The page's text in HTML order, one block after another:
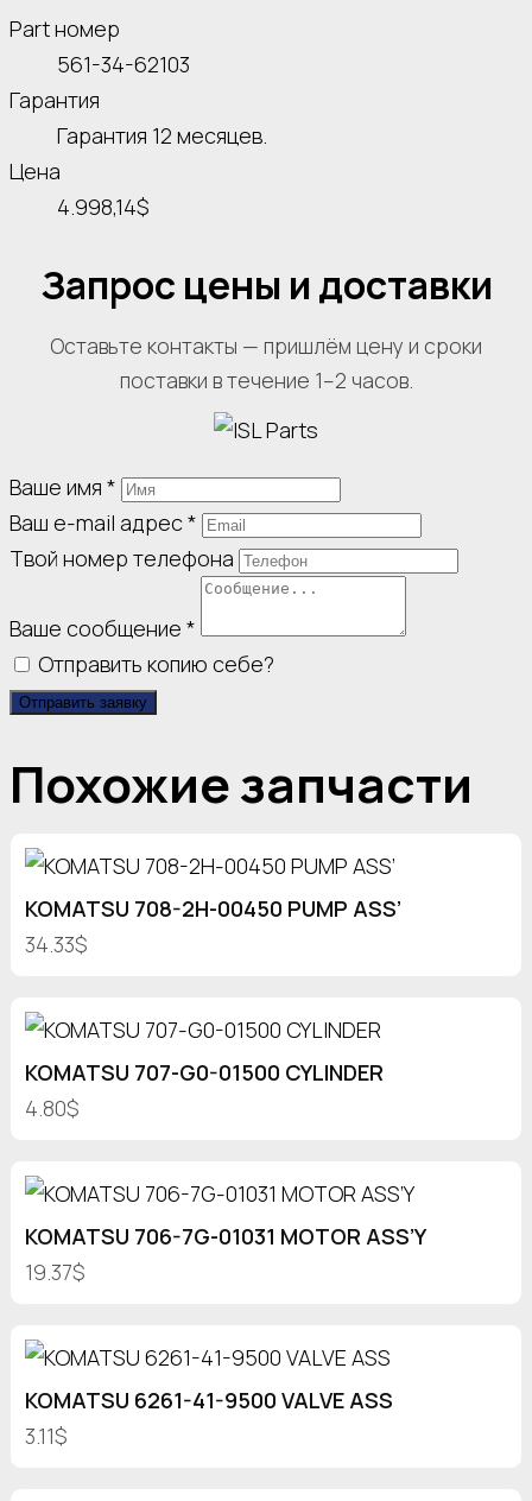
Part номер
561-34-62103
Гарантия
Гарантия 12 месяцев.
Цена
4.998,14$
Запрос цены и доставки
Оставьте контакты — пришлём цену и сроки
поставки в течение 1–2 часов.
Ваше имя *
Ваш e-mail адрес*
Твой номер телефона
Ваше сообщение *
Отправить копию себе?
Отправить заявку
Похожие запчасти
KOMATSU 708-2H-00450 PUMP ASS’
34.33$
KOMATSU 707-G0-01500 CYLINDER
4.80$
KOMATSU 706-7G-01031 MOTOR ASS’Y
19.37$
KOMATSU 6261-41-9500 VALVE ASS
3.11$